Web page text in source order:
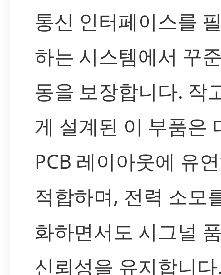
통신 인터페이스를
하는 시스템에서 꾸
동을 보장합니다. 작
게 설계된 이 부품은
PCB 레이아웃에 유
적합하며, 전력 소모
화하면서도 시그널
신뢰성을 유지합니